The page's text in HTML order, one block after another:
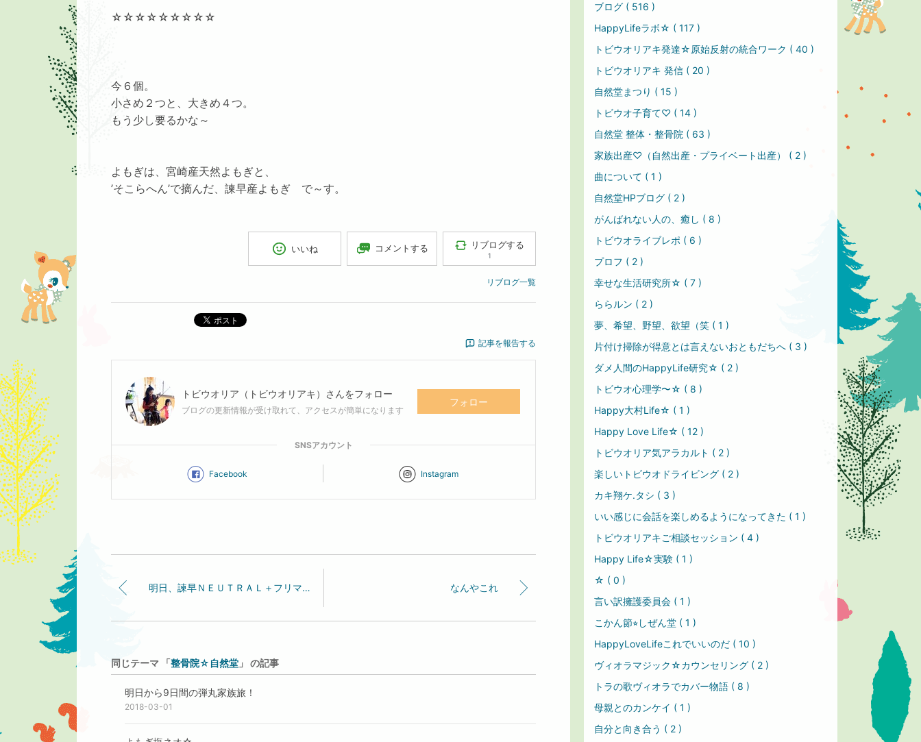
☆☆☆☆☆☆☆☆☆
今６個。
小さめ２つと、大きめ４つ。
もう少し要るかな～
よもぎは、宮崎産天然よもぎと、
’そこらへん’で摘んだ、諫早産よもぎ で～す。
いいね コメントする リブログする
1
リブログ一覧
ポスト
記事を報告する
トビウオリア（トビウオリアキ） さんをフォロー
ブログの更新情報が受け取れて、アクセスが簡単になります
フォロー
SNSアカウント
Facebook Instagram
明日、諫早ＮＥＵＴＲＡＬ＋フリマに出店しま～す。 なんやこれ
同じテーマ 「整骨院☆自然堂 」 の記事
明日から9日間の弾丸家族旅！
2018-03-01
ブログ ( 516 )
HappyLifeラボ☆ ( 117 )
トビウオリアキ発達☆原始反射の統合ワーク ( 40 )
トビウオリアキ 発信 ( 20 )
自然堂まつり ( 15 )
トビウオ子育て♡ ( 14 )
自然堂 整体・整骨院 ( 63 )
家族出産♡（自然出産・プライベート出産） ( 2 )
曲について ( 1 )
自然堂HPブログ ( 2 )
がんばれない人の、癒し ( 8 )
トビウオライブレポ ( 6 )
プロフ ( 2 )
幸せな生活研究所☆ ( 7 )
ららルン ( 2 )
夢、希望、野望、欲望（笑 ( 1 )
片付け掃除が得意とは言えないおともだちへ ( 3 )
ダメ人間のHappyLife研究☆ ( 2 )
トビウオ心理学〜☆ ( 8 )
Happy大村Life☆ ( 1 )
Happy Love Life☆ ( 12 )
トビウオリア気アラカルト ( 2 )
楽しいトビウオドライビング ( 2 )
カキ翔ケ.タシ ( 3 )
いい感じに会話を楽しめるようになってきた ( 1 )
トビウオリアキご相談セッション ( 4 )
Happy Life☆実験 ( 1 )
☆ ( 0 )
言い訳擁護委員会 ( 1 )
こかん節⭐︎しぜん堂 ( 1 )
HappyLoveLifeこれでいいのだ ( 10 )
ヴィオラマジック☆カウンセリング ( 2 )
トラの歌ヴィオラでカバー物語 ( 8 )
母親とのカンケイ ( 1 )
自分と向き合う ( 2 )